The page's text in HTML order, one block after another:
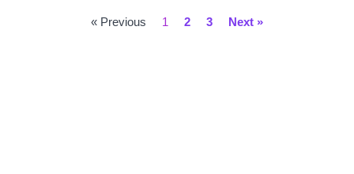
« Previous 1 2 3 Next »